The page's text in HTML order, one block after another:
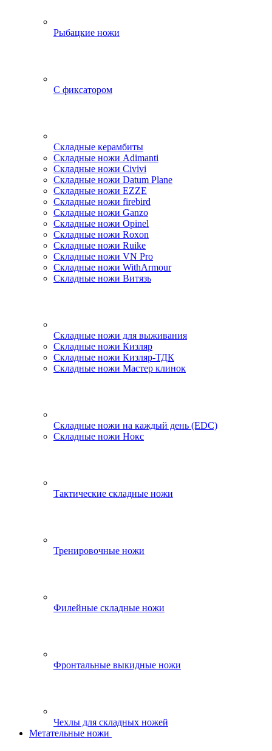
Рыбацкие ножи
С фиксатором
Складные керамбиты
Складные ножи Adimanti
Складные ножи Civivi
Складные ножи Datum Plane
Складные ножи EZZE
Складные ножи firebird
Складные ножи Ganzo
Складные ножи Opinel
Складные ножи Roxon
Складные ножи Ruike
Складные ножи VN Pro
Складные ножи WithArmour
Складные ножи Витязь
Складные ножи для выживания
Складные ножи Кизляр
Складные ножи Кизляр-ТДК
Складные ножи Мастер клинок
Складные ножи на каждый день (EDC)
Складные ножи Нокс
Тактические складные ножи
Тренировочные ножи
Филейные складные ножи
Фронтальные выкидные ножи
Чехлы для складных ножей
Метательные ножи